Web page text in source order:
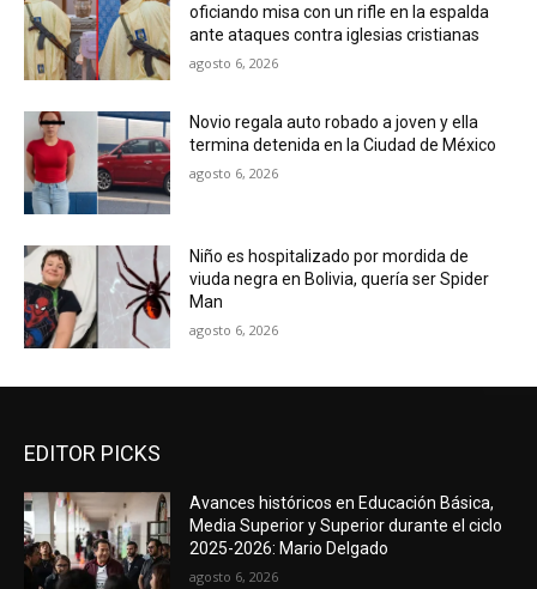
oficiando misa con un rifle en la espalda
ante ataques contra iglesias cristianas
agosto 6, 2026
Novio regala auto robado a joven y ella
termina detenida en la Ciudad de México
agosto 6, 2026
Niño es hospitalizado por mordida de
viuda negra en Bolivia, quería ser Spider
Man
agosto 6, 2026
EDITOR PICKS
Avances históricos en Educación Básica,
Media Superior y Superior durante el ciclo
2025-2026: Mario Delgado
agosto 6, 2026